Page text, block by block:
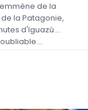
de la
la Patagonie,
d'Iguazú.